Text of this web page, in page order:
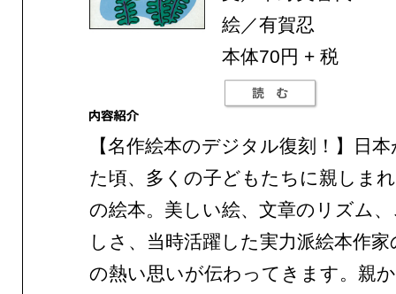
絵／有賀忍
本体70円 + 税
【名作絵本のデジタル復刻！】日
た頃、多くの子どもたちに親しま
の絵本。美しい絵、文章のリズム
しさ、当時活躍した実力派絵本作
の熱い思いが伝わってきます。親